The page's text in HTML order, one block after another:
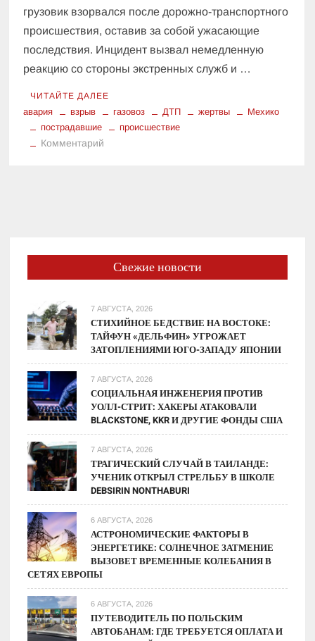
грузовик взорвался после дорожно-транспортного
происшествия, оставив за собой ужасающие
последствия. Инцидент вызвал немедленную
реакцию со стороны экстренных служб и …
ЧИТАЙТЕ ДАЛЕЕ
авария взрыв газовоз ДТП жертвы
Мехико
пострадавшие
происшествие
Комментарий
трагедии
Свежие новости
7 АВГУСТА, 2026
СТИХИЙНОЕ БЕДСТВИЕ НА ВОСТОКЕ:
ТАЙФУН «ДЕЛЬФИН» УГРОЖАЕТ
ЗАТОПЛЕНИЯМИ ЮГО-ЗАПАДУ ЯПОНИИ
7 АВГУСТА, 2026
СОЦИАЛЬНАЯ ИНЖЕНЕРИЯ ПРОТИВ
УОЛЛ-СТРИТ: ХАКЕРЫ АТАКОВАЛИ
BLACKSTONE, KKR И ДРУГИЕ ФОНДЫ США
7 АВГУСТА, 2026
ТРАГИЧЕСКИЙ СЛУЧАЙ В ТАИЛАНДЕ:
УЧЕНИК ОТКРЫЛ СТРЕЛЬБУ В ШКОЛЕ
DEBSIRIN NONTHABURI
6 АВГУСТА, 2026
АСТРОНОМИЧЕСКИЕ ФАКТОРЫ В
ЭНЕРГЕТИКЕ: СОЛНЕЧНОЕ ЗАТМЕНИЕ
ВЫЗОВЕТ ВРЕМЕННЫЕ КОЛЕБАНИЯ В
СЕТЯХ ЕВРОПЫ
6 АВГУСТА, 2026
ПУТЕВОДИТЕЛЬ ПО ПОЛЬСКИМ
АВТОБАНАМ: ГДЕ ТРЕБУЕТСЯ ОПЛАТА И